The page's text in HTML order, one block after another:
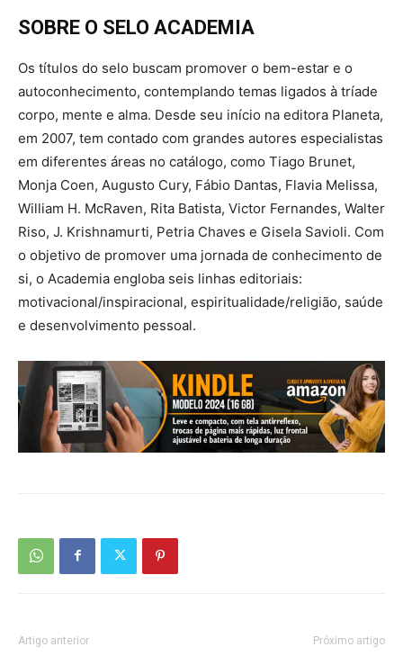
SOBRE O SELO ACADEMIA
Os títulos do selo buscam promover o bem-estar e o
autoconhecimento, contemplando temas ligados à tríade
corpo, mente e alma. Desde seu início na editora Planeta,
em 2007, tem contado com grandes autores especialistas
em diferentes áreas no catálogo, como Tiago Brunet,
Monja Coen, Augusto Cury, Fábio Dantas, Flavia Melissa,
William H. McRaven, Rita Batista, Victor Fernandes, Walter
Riso, J. Krishnamurti, Petria Chaves e Gisela Savioli. Com
o objetivo de promover uma jornada de conhecimento de
si, o Academia engloba seis linhas editoriais:
motivacional/inspiracional, espiritualidade/religião, saúde
e desenvolvimento pessoal.
Artigo anterior Próximo artigo